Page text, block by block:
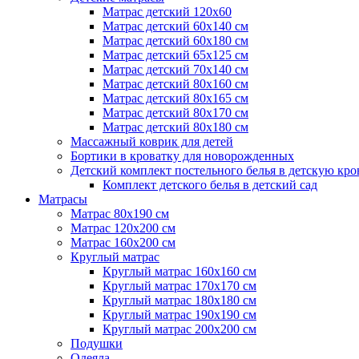
Матрас детский 120х60
Матрас детский 60х140 см
Матрас детский 60х180 см
Матрас детский 65х125 см
Матрас детский 70х140 см
Матрас детский 80х160 см
Матрас детский 80х165 см
Матрас детский 80х170 см
Матрас детский 80х180 см
Массажный коврик для детей
Бортики в кроватку для новорожденных
Детский комплект постельного белья в детскую
Комплект детского белья в детский сад
Матрасы
Матрас 80х190 см
Матраc 120х200 см
Матрас 160х200 см
Круглый матрас
Круглый матрас 160х160 см
Круглый матрас 170х170 см
Круглый матрас 180х180 см
Круглый матрас 190х190 см
Круглый матрас 200х200 см
Подушки